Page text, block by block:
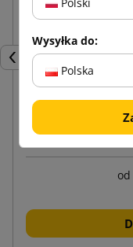
Poprzedni
Białe pudełko
od
Wysyłka do:
Polska